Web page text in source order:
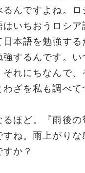
るんですよね。ロ
いちおうロシア
日本語を勉強す
強するんです。
それにちなんで
ざを私も調べて
るほど。『雨後
ね。雨上がりな
か？